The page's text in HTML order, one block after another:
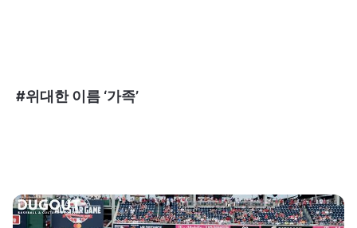
#위대한 이름 ‘가족’